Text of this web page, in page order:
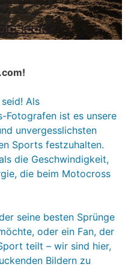
Als
Fotografen ist es unsere
unvergesslichsten
Sports festzuhalten.
die Geschwindigkeit,
die beim Motocross
seine besten Sprünge
oder ein Fan, der
teilt – wir sind hier,
Bildern zu